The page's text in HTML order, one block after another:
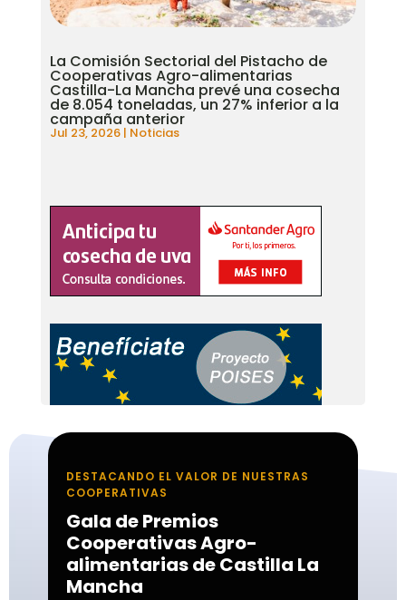
La Comisión Sectorial del Pistacho de
Cooperativas Agro-alimentarias
Castilla-La Mancha prevé una cosecha
de 8.054 toneladas, un 27% inferior a la
campaña anterior
Jul 23, 2026| Noticias
DESTACANDO EL VALOR DE NUESTRAS
COOPERATIVAS
Gala de Premios
Cooperativas Agro-
alimentarias de Castilla La
Mancha